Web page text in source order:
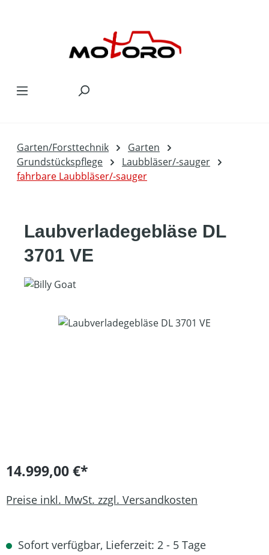
Garten/Forsttechnik
Garten
Grundstückspflege
Laubbläser/-sauger
fahrbare Laubbläser/-sauger
Laubverladegebläse DL
3701 VE
Bildergalerie überspringen
14.999,00 €*
Preise inkl. MwSt. zzgl. Versandkosten
Sofort verfügbar, Lieferzeit: 2 - 5 Tage